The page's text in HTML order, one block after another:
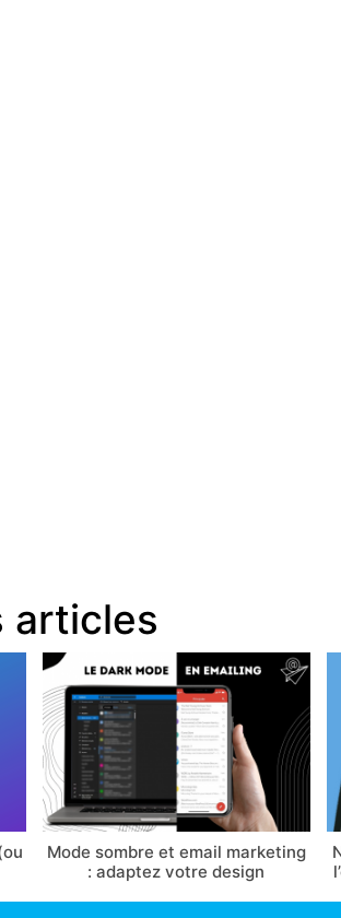
articles
Mode sombre et email marketing
: adaptez votre design